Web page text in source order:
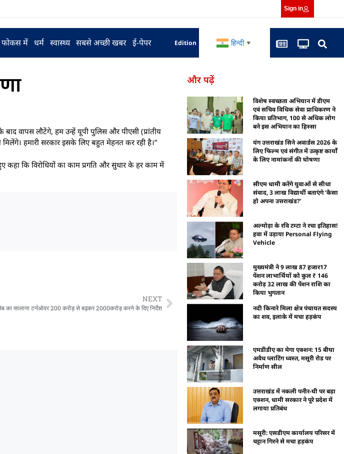
Sign in
में धर्म स्वास्थ्य सबसे अच्छी खबर ई-पेपर Edition हिन्दी ▼
वापस लौटेंगे, हम उन्हें यूपी पुलिस और पीएसी (प्रांतीय
हमारी सरकार इसके लिए बहुत मेहनत कर रही है।”
कहा कि विरोधियों का काम प्रगति और सुधार के हर काम में
NEXT
सेब का सालाना टर्नओवर 200 करोड़ से बढ़कर 2000करोड़ करने के दिए निर्देश
और पढ़ें
विशेष स्वच्छता अभियान में डीएम
एवं सचिव विधिक सेवा प्राधिकरण ने
किया प्रतिभाग, 100 से अधिक लोग
बने इस अभियान का हिस्सा
यंग उत्तराखंड सिने अवार्डस 2026 के
लिए फिल्म एवं संगीत में उत्कृष्ट कार्यों
के लिए नामांकनों की घोषणा
सीएम धामी करेंगे युवाओं से सीधा
संवाद, 3 लाख विद्यार्थी बताएंगे ‘कैसा
हो अपना उत्तराखंड?’
अल्मोड़ा के रवि टम्टा ने रचा इतिहास!
हवा में उड़ाया Personal Flying
Vehicle
मुख्यमंत्री ने 9 लाख 87 हजार17
पेंशन लाभार्थियों को कुल ₹ 146
करोड़ 32 लाख की पेंशन राशि का
किया भुगतान
नदी किनारे मिला क्षेत्र पंचायत सदस्य
का शव, इलाके में मचा हड़कंप
एमडीडीए का मेगा एक्शन: 15 बीघा
अवैध प्लाटिंग ध्वस्त, मसूरी रोड पर
निर्माण सील
उत्तराखंड में नकली पनीर-घी पर बड़ा
एक्शन, धामी सरकार ने पूरे प्रदेश में
लगाया प्रतिबंध
मसूरी: एसडीएम कार्यालय परिसर में
चट्टान गिरने से मचा हड़कंप